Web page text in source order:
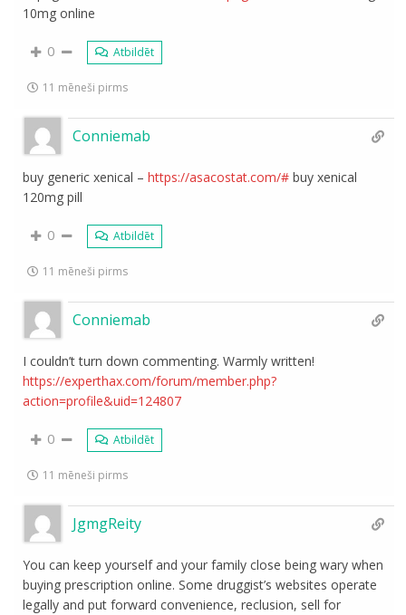
10mg online
0 Atbildēt
11 mēneši pirms
Conniemab
buy generic xenical –https://asacostat.com/# buy xenical
120mg pill
0 Atbildēt
11 mēneši pirms
Conniemab
I couldn’t turn down commenting. Warmly written!
https://experthax.com/forum/member.php?
action=profile&uid=124807
0 Atbildēt
11 mēneši pirms
JgmgReity
You can keep yourself and your family close being wary when
buying prescription online. Some druggist’s websites operate
legally and put forward convenience, reclusion, sell for